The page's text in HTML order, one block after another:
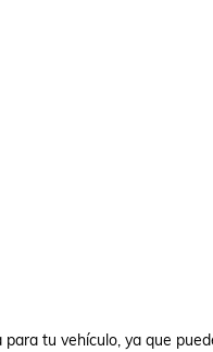
tu vehículo, ya que